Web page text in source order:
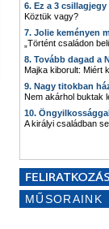
6. Ez a 3
Köztük vagy?
7. Jolie keményen
„Történt családon
8. Tovább dagad a
Majka kiborult: Miért
9. Nagy titokban
Nem akárhol buktak
10.
A királyi családban
MŰSORAINK